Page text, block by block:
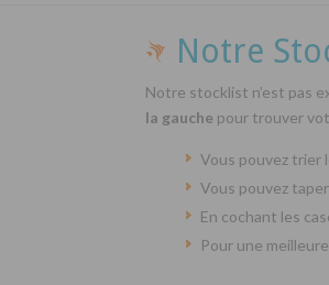
Notre
Notre stocklist n’est pas
la gauche pour trouver
Vous pouvez trier
Vous pouvez
En cochant les
Pour une